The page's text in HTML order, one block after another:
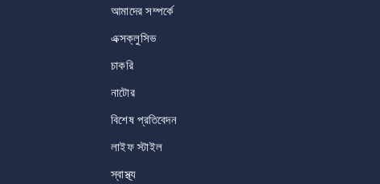
আমাদের সম্পর্কে
এক্সক্লুসিভ
চাকরি
নাটোর
বিশেষ প্রতিবেদন
লাইফ স্টাইল
স্বাস্থ্য